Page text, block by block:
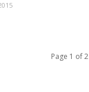
Page 1 of 2